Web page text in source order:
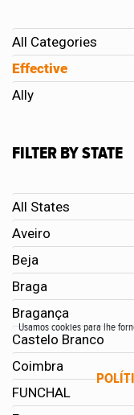
All Categories
Effective
Ally
FILTER BY STATE
All States
Aveiro
Beja
Braga
Bragança
Castelo Branco
Coimbra
FUNCHAL
Usamos cookies para lhe